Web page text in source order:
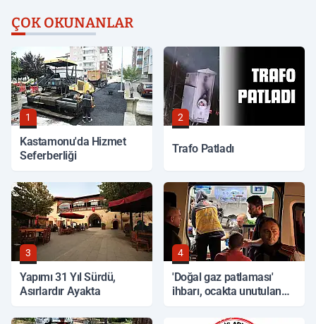
ÇOK OKUNANLAR
1
Kastamonu'da Hizmet
Seferberliği
2
Trafo Patladı
3
Yapımı 31 Yıl Sürdü,
Asırlardır Ayakta
4
'Doğal gaz patlaması'
ihbarı, ocakta unutulan